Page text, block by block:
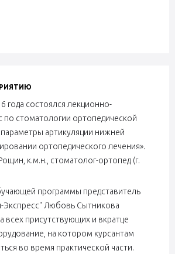
года состоялся лекционно-
по стоматологии ортопедической
артикуляции нижней
ортопедического лечения».
к.м.н., стоматолог-ортопед (г.
программы представитель
Экспресс" Любовь Сытникова
всех присутствующих и вкратце
на котором курсантам
во время практической части.